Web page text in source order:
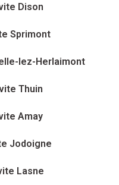
Dison
Sprimont
lez-Herlaimont
Thuin
Amay
Jodoigne
Lasne